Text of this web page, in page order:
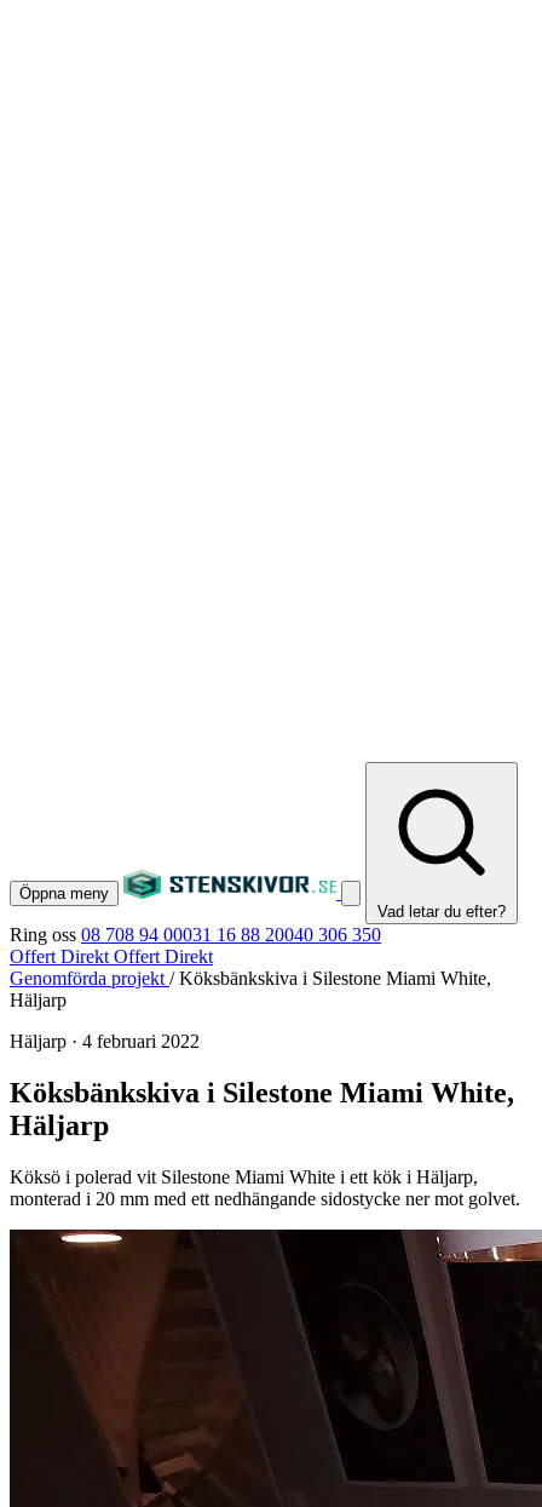
Öppna meny
Vad letar du efter?
Ring oss 08 708 94 00031 16 88 20040 306 350
Offert Direkt Offert Direkt
Genomförda projekt / Köksbänkskiva i Silestone Miami White,
Häljarp
Häljarp · 4 februari 2022
Köksbänkskiva i Silestone Miami White,
Häljarp
Köksö i polerad vit Silestone Miami White i ett kök i Häljarp,
monterad i 20 mm med ett nedhängande sidostycke ner mot golvet.